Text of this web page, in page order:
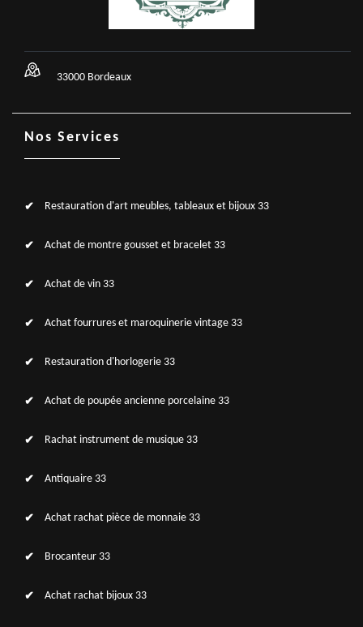
33000 Bordeaux
Nos Services
Restauration d'art meubles, tableaux et bijoux 33
Achat de montre gousset et bracelet 33
Achat de vin 33
Achat fourrures et maroquinerie vintage 33
Restauration d'horlogerie 33
Achat de poupée ancienne porcelaine 33
Rachat instrument de musique 33
Antiquaire 33
Achat rachat pièce de monnaie 33
Brocanteur 33
Achat rachat bijoux 33